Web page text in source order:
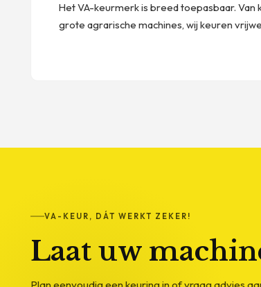
Het VA-keurmerk is breed toepasbaar. Van
grote agrarische machines, wij keuren
VA-KEUR, DÁT WERKT ZEKER!
Laat uw